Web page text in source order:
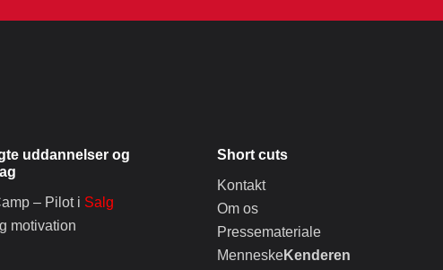
uddannelser og
– Pilot i Salg
motivation
Short cuts
Kontakt
Om os
Pressemateriale
MenneskeKenderen